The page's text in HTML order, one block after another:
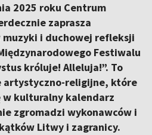
2025 roku Centrum
zaprasza
muzyki i duchowej refleksji
Festiwalu
króluje! Alleluja!”. To
artystyczno-religijne, które
w kulturalny kalendarz
zgromadzi wykonawców i
Litwy i zagranicy.